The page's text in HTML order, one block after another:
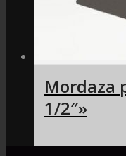
Mordaza
1/2″»